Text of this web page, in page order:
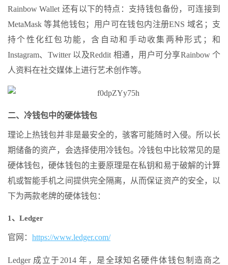
Rainbow Wallet 还有以下的特点：支持钱包备份，可连接到
MetaMask 等其他钱包；用户可在钱包内注册ENS 域名；支
持个性化红包功能，含自动和手动收集两种形式；和
Instagram、Twitter 以及Reddit 相通，用户可分享Rainbow 个
人资料在社交媒体上进行艺术创作等。
二、冷钱包中的硬体钱包
理论上热钱包并非是最安全的，骇客可能随时入侵。所以长
期储备的资产，会选择使用冷钱包。冷钱包中比较常见的是
硬体钱包，硬体钱包的主要原理是在私钥和易于破解的计算
机或智能手机之间提供完全隔离，从而保证资产的安全，以
下为两款老牌的硬体钱包：
1、Ledger
官网： https://www.ledger.com/
Ledger 成立于2014 年，是全球知名硬件体钱包制造商之